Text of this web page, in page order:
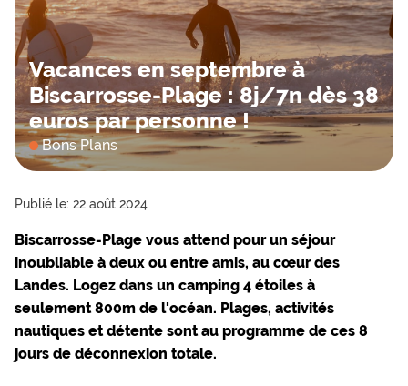
Vacances en septembre à
Biscarrosse-Plage : 8j/7n dès 38
euros par personne !
Bons Plans
Publié le: 22 août 2024
Biscarrosse-Plage vous attend pour un séjour
inoubliable à deux ou entre amis, au cœur des
Landes. Logez dans un camping 4 étoiles à
seulement 800m de l'océan. Plages, activités
nautiques et détente sont au programme de ces 8
jours de déconnexion totale.